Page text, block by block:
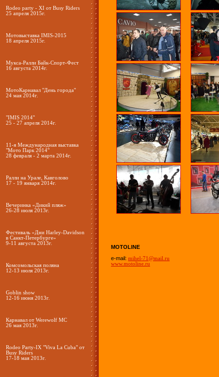
Rodeo party - XI от Busy Riders
25 апреля 2015г.
Мотовыставка IMIS-2015
18 апреля 2015г.
Мукса-Ралли Байк-Спорт-Фест
16 августа 2014г.
МотоКарнавал "День города"
24 мая 2014г.
"IMIS 2014"
25 - 27 апреля 2014г.
11-я Международная выставка
"Мото Парк 2014"
28 февраля - 2 марта 2014г.
Ралли на Урале, Кавголово
17 - 19 января 2014г.
Вечеринка «Дикий пляж»
26-28 июля 2013г.
Фестиваль «Дни Harley-Davidson
в Санкт-Петербурге»
9-11 августа 2013г.
Комсомольская поляна
12-13 июля 2013г.
Goblin show
12-16 июня 2013г.
Карнавал от Werewolf МС
26 мая 2013г.
Rodeo Party-IX "Viva La Cuba" от
Busy Riders
17-18 мая 2013г.
MOTOLINE
e-mail: mihel-71@mail.ru
www.motoline.ru